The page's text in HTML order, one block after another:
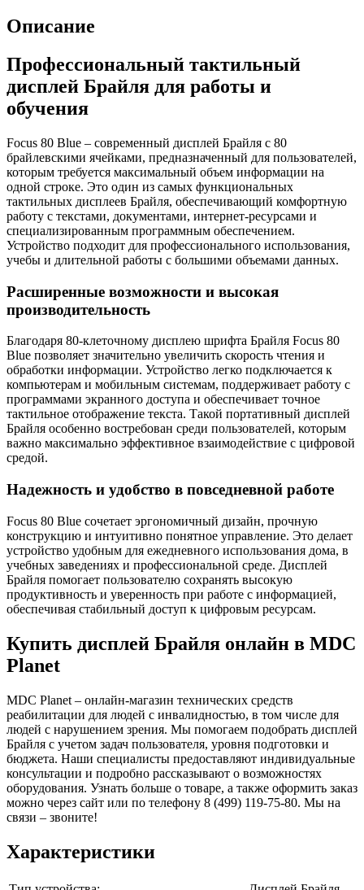
Описание
Профессиональный тактильный
дисплей Брайля для работы и
обучения
Focus 80 Blue – современный дисплей Брайля с 80
брайлевскими ячейками, предназначенный для пользователей,
которым требуется максимальный объем информации на
одной строке. Это один из самых функциональных
тактильных дисплеев Брайля, обеспечивающий комфортную
работу с текстами, документами, интернет-ресурсами и
специализированным программным обеспечением.
Устройство подходит для профессионального использования,
учебы и длительной работы с большими объемами данных.
Расширенные возможности и высокая
производительность
Благодаря 80-клеточному дисплею шрифта Брайля Focus 80
Blue позволяет значительно увеличить скорость чтения и
обработки информации. Устройство легко подключается к
компьютерам и мобильным системам, поддерживает работу с
программами экранного доступа и обеспечивает точное
тактильное отображение текста. Такой портативный дисплей
Брайля особенно востребован среди пользователей, которым
важно максимально эффективное взаимодействие с цифровой
средой.
Надежность и удобство в повседневной работе
Focus 80 Blue сочетает эргономичный дизайн, прочную
конструкцию и интуитивно понятное управление. Это делает
устройство удобным для ежедневного использования дома, в
учебных заведениях и профессиональной среде. Дисплей
Брайля помогает пользователю сохранять высокую
продуктивность и уверенность при работе с информацией,
обеспечивая стабильный доступ к цифровым ресурсам.
Купить дисплей Брайля онлайн в MDC
Planet
MDC Planet – онлайн-магазин технических средств
реабилитации для людей с инвалидностью, в том числе для
людей с нарушением зрения. Мы помогаем подобрать дисплей
Брайля с учетом задач пользователя, уровня подготовки и
бюджета. Наши специалисты предоставляют индивидуальные
консультации и подробно рассказывают о возможностях
оборудования. Узнать больше о товаре, а также оформить заказ
можно через сайт или по телефону 8 (499) 119-75-80. Мы на
связи – звоните!
Характеристики